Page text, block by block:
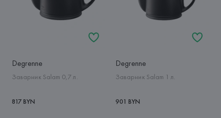
Degrenne
Заварник Salam 0,7 л.
817 BYN
Degrenne
Заварник Salam 1 л.
901 BYN